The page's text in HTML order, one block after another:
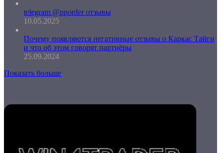
telegram @pporder отзывы
10.05.2025
Почему появляются негативные отзывы о Каркас Тайги
и что об этом говорят партнёры
25.09.2024
Показать больше